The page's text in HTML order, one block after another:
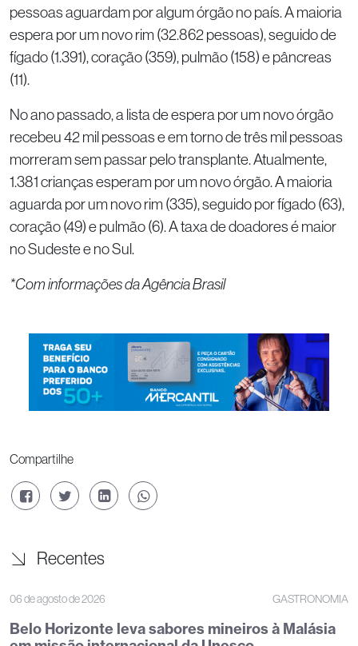
pessoas aguardam por algum órgão no país. A maioria
espera por um novo rim (32.862 pessoas), seguido de
fígado (1.391), coração (359), pulmão (158) e pâncreas
(11).
No ano passado, a lista de espera por um novo órgão
recebeu 42 mil pessoas e em torno de três mil pessoas
morreram sem passar pelo transplante. Atualmente,
1.381 crianças esperam por um novo órgão. A maioria
aguarda por um novo rim (335), seguido por fígado (63),
coração (49) e pulmão (6). A taxa de doadores é maior
no Sudeste e no Sul.
*Com informações da Agência Brasil
Compartilhe
Recentes
06 de agosto de 2026 GASTRONOMIA
Belo Horizonte leva sabores mineiros à Malásia